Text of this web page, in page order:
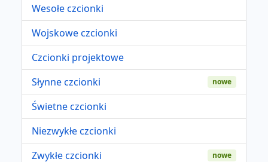
Wesołe czcionki
Wojskowe czcionki
Czcionki projektowe
Słynne czcionki
nowe
Świetne czcionki
Niezwykłe czcionki
Zwykłe czcionki
nowe